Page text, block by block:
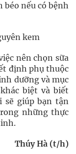
béo nếu có bệnh
kem
nên chọn sữa
định phụ thuộc
dưỡng và mục
biệt và biết
sẽ giúp bạn tận
những thực
Thúy Hà (t/h)